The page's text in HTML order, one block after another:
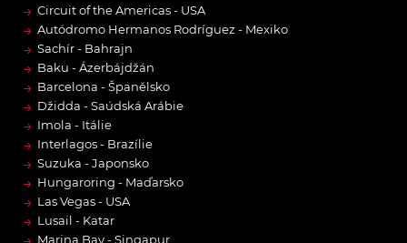
→ Circuit of the Americas - USA
→ Autódromo Hermanos Rodríguez - Mexiko
→ Sachír - Bahrajn
→ Baku - Ázerbájdžán
→ Barcelona - Španělsko
→ Džidda - Saúdská Arábie
→ Imola - Itálie
→ Interlagos - Brazílie
→ Suzuka - Japonsko
→ Hungaroring - Maďarsko
→ Las Vegas - USA
→ Lusail - Katar
Marina Bay - Singapur